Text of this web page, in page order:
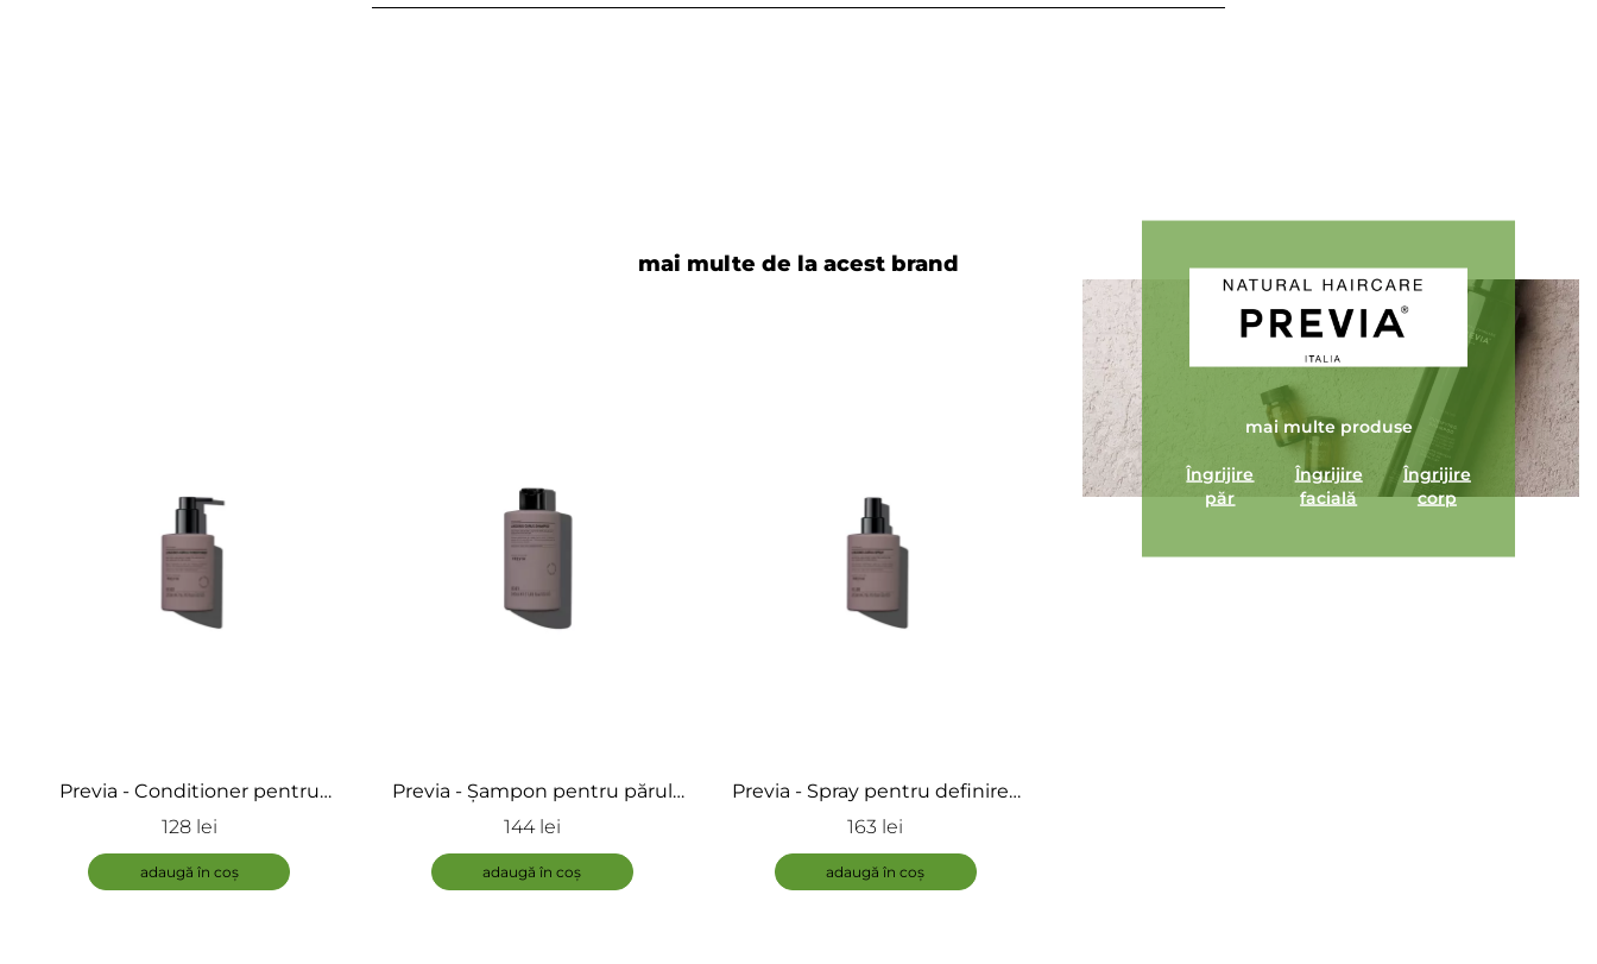
Adaugă review
mai multe de la acest brand
Previa - Conditioner pentru
parul cret - Conditioner
128 lei
adaugă în coș
Previa - Șampon pentru părul
creț - Sampon Luscious Curls,
144 lei
adaugă în coș
Previa - Spray pentru definirea
buclelor - Spray Luscious Curls
163 lei
adaugă în coș
mai multe produse
Îngrijire
păr
Îngrijire
facială
Îngrijire
corp